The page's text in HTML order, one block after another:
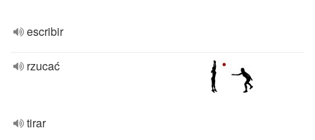
escribir
rzucać
tirar